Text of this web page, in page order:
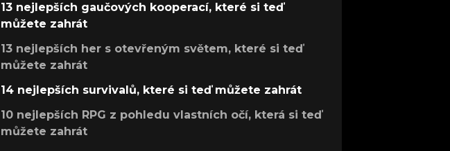
13 nejlepších gaučových kooperací, které si teď
můžete zahrát
13 nejlepších her s otevřeným světem, které si teď
můžete zahrát
14 nejlepších survivalů, které si teď můžete zahrát
10 nejlepších RPG z pohledu vlastních očí, která si teď
můžete zahrát